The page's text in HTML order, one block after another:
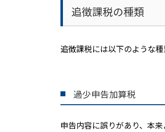
追徴課税の種類
追徴課税には以下のような種
過少申告加算税
申告内容に誤りがあり、本